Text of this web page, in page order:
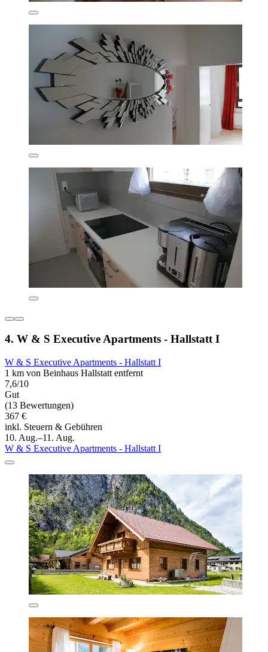
4. W & S Executive Apartments - Hallstatt I
W & S Executive Apartments - Hallstatt I
1 km von Beinhaus Hallstatt entfernt
7,6/10
Gut
(13 Bewertungen)
367 €
inkl. Steuern & Gebühren
10. Aug.–11. Aug.
W & S Executive Apartments - Hallstatt I